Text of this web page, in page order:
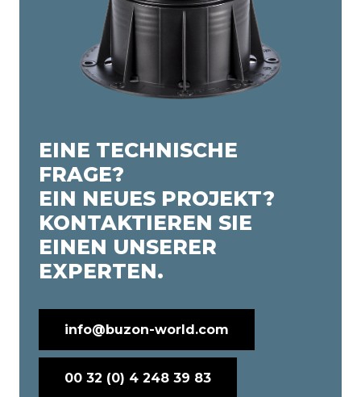
EINE TECHNISCHE
FRAGE?
EIN NEUES PROJEKT?
KONTAKTIEREN SIE
EINEN UNSERER
EXPERTEN.
info@buzon-world.com
00 32 (0) 4 248 39 83